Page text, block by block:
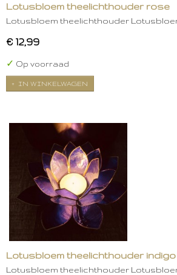
Lotusbloem theelichthouder rose
Lotusbloem theelichthouder
€ 12,99
✓ Op voorraad
IN WINKELWAGEN
Lotusbloem theelichthouder indigo
Lotusbloem theelichthouder